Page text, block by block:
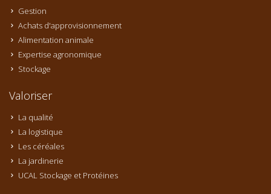
Gestion
Achats d'approvisionnement
Alimentation animale
Expertise agronomique
Stockage
Valoriser
La qualité
La logistique
Les céréales
La jardinerie
UCAL Stockage et Protéines